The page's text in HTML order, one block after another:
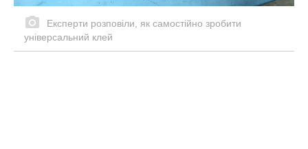
Експерти розповіли, як самостійно зробити
універсальний клей